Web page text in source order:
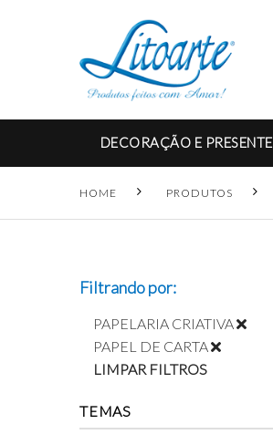
DECORAÇÃO E PRESENTE
HOME PRODUTOS
Filtrando por:
PAPELARIA CRIATIVA
PAPEL DE CARTA
LIMPAR FILTROS
TEMAS